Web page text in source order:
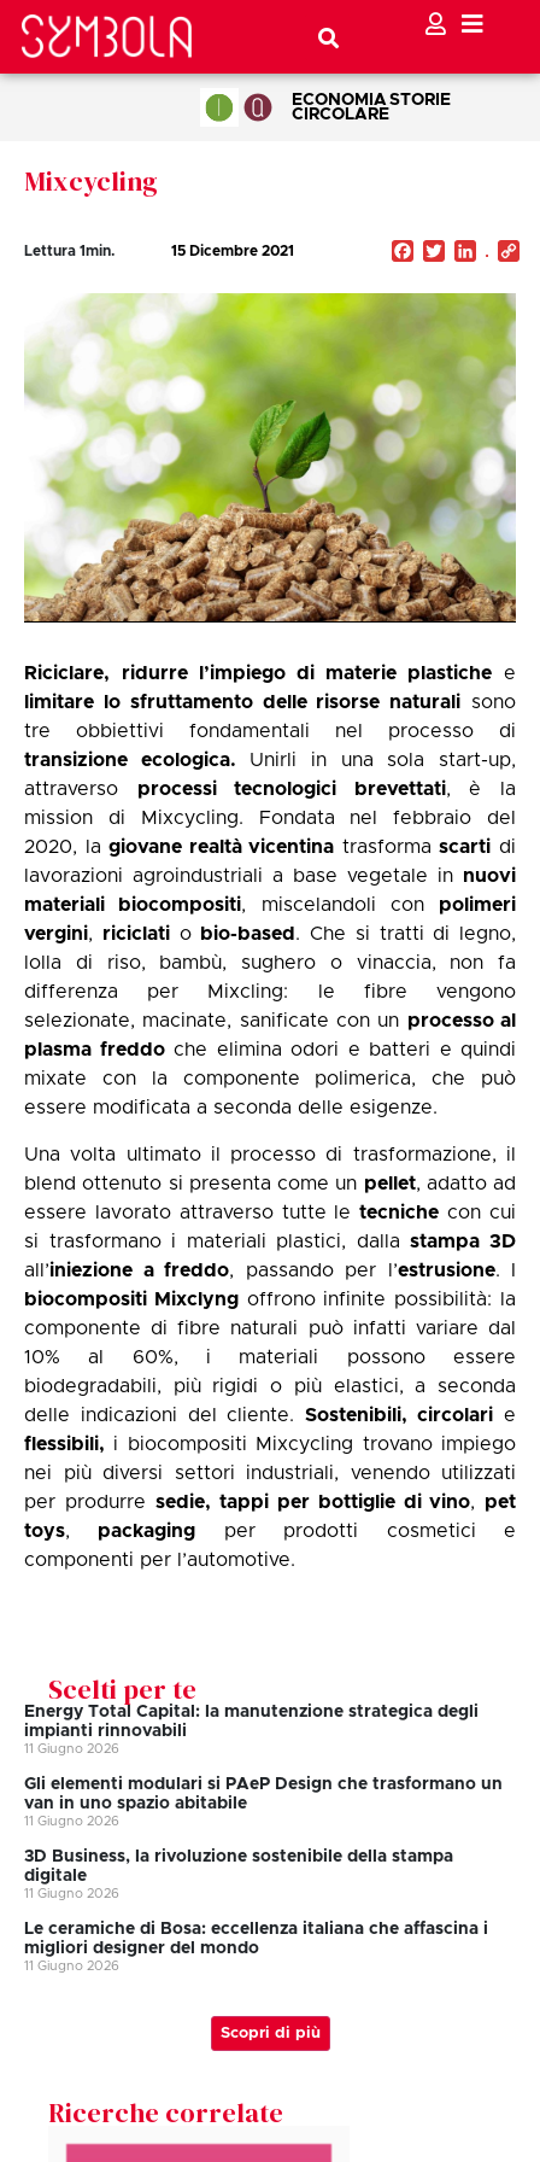
ECONOMIA
CIRCOLARE
STORIE
Mixcycling
Lettura 1min. 15 Dicembre 2021 Facebook
Twitter
Riciclare, ridurre l’impiego di materie plastiche e
limitare lo sfruttamento delle risorse naturali sono
tre obbiettivi fondamentali nel processo di
transizione ecologica. Unirli in una sola start-up,
attraverso processi tecnologici brevettati, è la
mission di Mixcycling. Fondata nel febbraio del
2020, lagiovane realtà vicentina trasformascarti di
lavorazioni agroindustriali a base vegetale in nuovi
materiali biocompositi, miscelandoli con polimeri
vergini, riciclatio bio-based . Che si tratti di legno,
lolla di riso, bambù, sughero o vinaccia, non fa
differenza per Mixcling: le fibre vengono
selezionate, macinate, sanificate con un processo al
plasma freddoche elimina odori e batteri e quindi
mixate con la componente polimerica, che può
essere modificata a seconda delle esigenze.
Una volta ultimato il processo di trasformazione, il
blend ottenuto si presenta come un pellet, adatto ad
essere lavorato attraverso tutte letecniche con cui
si trasformano i materiali plastici, dallastampa 3D
all’iniezione a freddo, passando per l’estrusione. I
biocompositi Mixclyngoffrono infinite possibilità: la
componente di fibre naturali può infatti variare dal
10% al 60%, i materiali possono essere
biodegradabili, più rigidi o più elastici, a seconda
delle indicazioni del cliente.Sostenibili, circolari e
flessibili, i biocompositi Mixcycling trovano impiego
nei più diversi settori industriali, venendo utilizzati
per produrre sedie, tappi per bottiglie di vino, pet
toys, packaging per prodotti cosmetici e
componenti per l’automotive.
Scelti per te
Energy Total Capital: la manutenzione strategica degli
impianti rinnovabili
11 Giugno 2026
Gli elementi modulari si PAeP Design che trasformano un
van in uno spazio abitabile
11 Giugno 2026
3D Business, la rivoluzione sostenibile della stampa
digitale
11 Giugno 2026
Le ceramiche di Bosa: eccellenza italiana che affascina i
migliori designer del mondo
11 Giugno 2026
Scopri di più
Ricerche correlate